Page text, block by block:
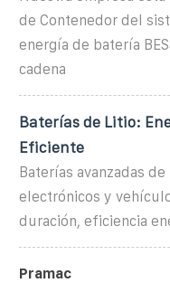
de Contenedor del
energía de batería
cadena
Baterías de Litio:
Eficiente
Baterías avanzadas
electrónicos y
duración, eficiencia
Pramac